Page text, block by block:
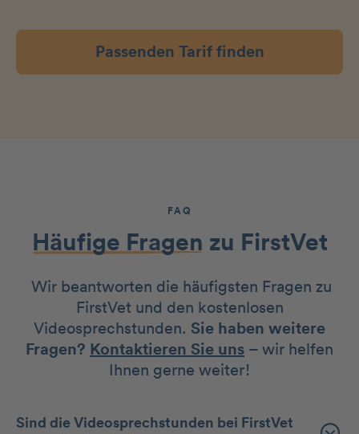
Passenden Tarif finden
FAQ
Häufige Fragen zu FirstVet
Wir beantworten die häufigsten Fragen zu
FirstVet und den kostenlosen
Videosprechstunden. Sie haben weitere
Fragen? Kontaktieren Sie uns – wir helfen
Ihnen gerne weiter!
Sind die Videosprechstunden bei FirstVet